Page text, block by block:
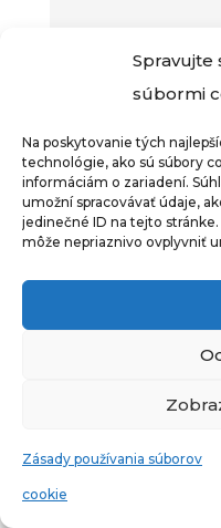
Spravujte
súbormi
Na poskytovanie tých
technológie, ako sú súbory
informáciám o zariadení.
umožní spracovávať údaje,
jedinečné ID na tejto
môže nepriaznivo ovplyvniť
Zásady používania súborov
cookie
Marcela
Obchodník
Marcela
e z
strukturu,